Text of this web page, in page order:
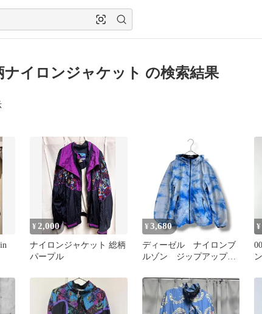
イロンジャケット の検索結果
¥ 2,000
ナイロンジャケット 総柄
パープル
¥ 3,680
ディーゼル ナイロンブ
ルゾン ジップアップ
子 140 青
¥